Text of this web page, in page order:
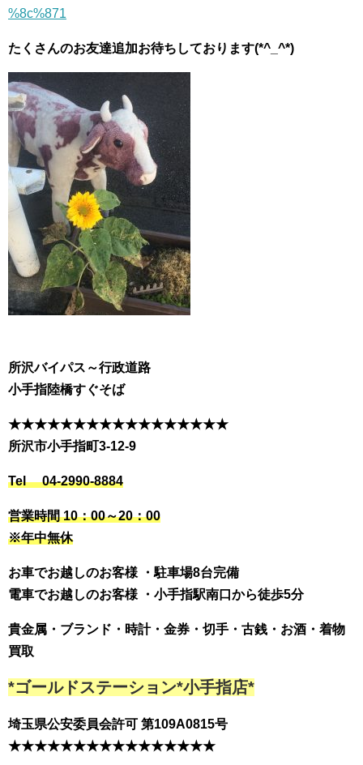
たくさんのお友達追加お待ちしております(*^_^*)
所沢バイパス～行政道路
小手指陸橋すぐそば
★★★★★★★★★★★★★★★★★
所沢市小手指町3-12-9
Tel 04-2990-8884
営業時間 10：00～20：00
※年中無休
お車でお越しのお客様 ・駐車場8台完備
電車でお越しのお客様 ・小手指駅南口から徒歩5分
貴金属・ブランド・時計・金券・切手・古銭・お酒・着物
買取
*ゴールドステーション*小手指店*
埼玉県公安委員会許可 第109A0815号
★★★★★★★★★★★★★★★★